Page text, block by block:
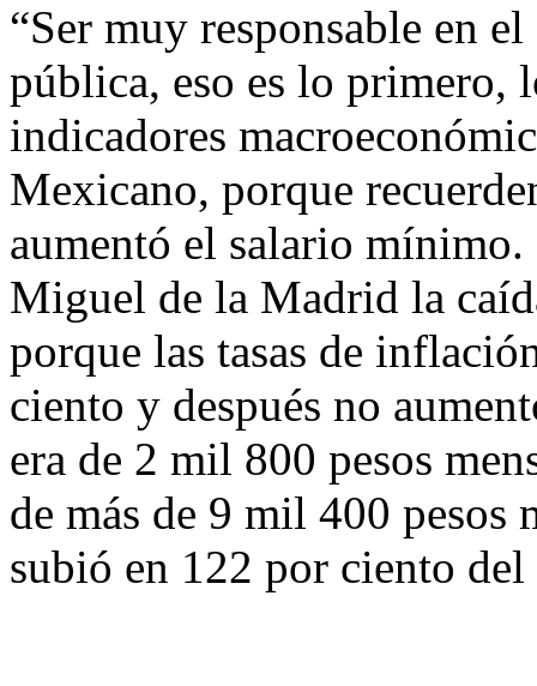
“Ser muy responsable en
pública, eso es lo primero,
indicadores
Mexicano, porque
aumentó el salario
Miguel de la Madrid la
porque las tasas de
ciento y después no
era de 2 mil 800 pesos
de más de 9 mil 400 pesos
subió en 122 por ciento